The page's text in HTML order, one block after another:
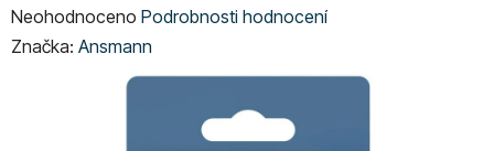
Průměrné
hodnocení
Neohodnoceno Podrobnosti hodnocení
Značka: Ansmann